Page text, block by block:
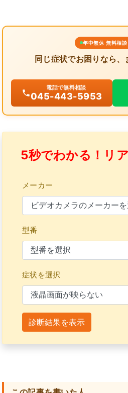
年中無休 無料相談
同じ症状でお困りなら
電話で無料相談
045-443-5953
5秒でわかる！リ
メーカー
型番
症状を選択
診断結果を表示